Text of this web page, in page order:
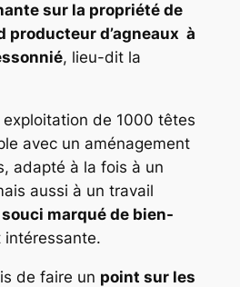
sur la propriété de
producteur d’agneaux à
, lieu-dit la
de 1000 têtes
avec un aménagement
adapté à la fois à un
aussi à un travail
souci marqué de bien-
intéressante.
de faire un point sur les